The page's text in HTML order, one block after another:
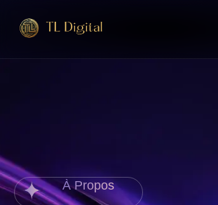
À Propos